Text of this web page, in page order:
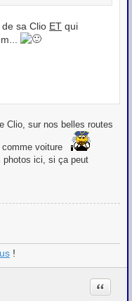
sa Clio ET qui
Clio, sur nos belles routes
voiture
photos ici, si ça peut
!
Citation